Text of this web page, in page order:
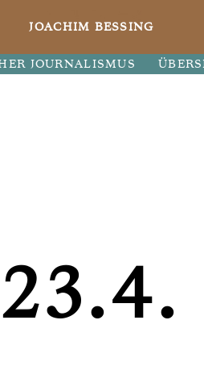
JOACHIM BESSING
JOURNALISMUS
23.4.